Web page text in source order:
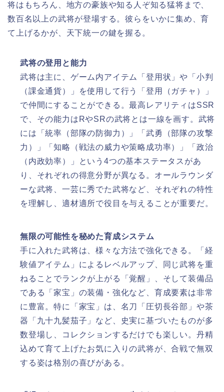
将はもちろん、地方の豪族や知る人ぞ知る猛将まで、
数百名以上の武将が登場する。彼らをいかに集め、育
て上げるかが、天下統一の鍵を握る。
武将の登用と能力
武将は主に、ゲーム内アイテム「登用状」や「小判
（課金通貨）」を使用して行う「登用（ガチャ）」
で仲間にすることができる。最高レアリティはSSR
で、その能力はRやSRの武将とは一線を画す。武将
には「統率（部隊の防御力）」「武勇（部隊の攻撃
力）」「知略（戦法の威力や策略成功率）」「政治
（内政効率）」という4つの基本ステータスがあ
り、それぞれの得意分野が異なる。オールラウンダ
ーな武将、一芸に秀でた武将など、それぞれの特性
を理解し、適材適所で役目を与えることが重要だ。
無限の可能性を秘めた育成システム
手に入れた武将は、様々な方法で強化できる。「経
験値アイテム」によるレベルアップ、同じ武将を重
ねることでランクが上がる「覚醒」、そして装備品
である「家宝」の装備・強化など、育成要素は非常
に豊富。特に「家宝」は、名刀「圧切長谷部」や茶
器「九十九髪茄子」など、史実に基づいたものが多
数登場し、コレクションするだけでも楽しい。丹精
込めて育て上げたお気に入りの武将が、合戦で無双
する姿は格別の喜びがある。